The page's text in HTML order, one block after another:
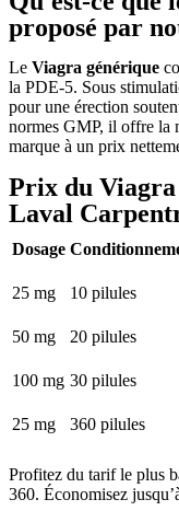
proposé par
Le Viagra générique
la PDE-5. Sous
pour une érection
normes GMP, il offre la
marque à un prix
Prix du Viagra
Laval
Dosage
25 mg 10 pilules
50 mg
20 pilules
100 mg 30 pilules
25 mg
360 pilules
Profitez du tarif le plus
360. Économisez